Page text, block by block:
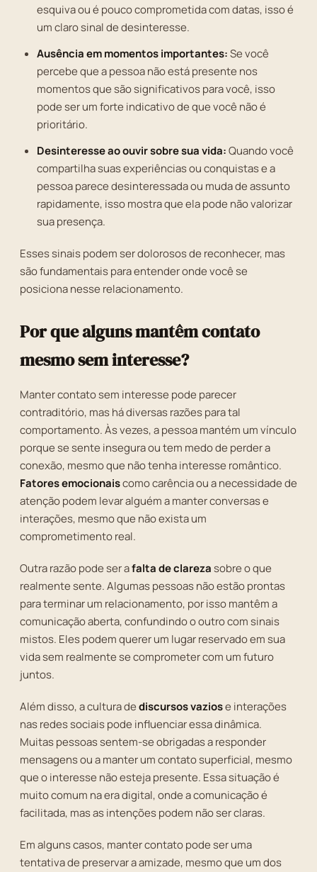
esquiva ou é pouco comprometida com datas, isso é
um claro sinal de desinteresse.
Ausência em momentos importantes:Se você
percebe que a pessoa não está presente nos
momentos que são significativos para você, isso
pode ser um forte indicativo de que você não é
prioritário.
Desinteresse ao ouvir sobre sua vida:Quando você
compartilha suas experiências ou conquistas e a
pessoa parece desinteressada ou muda de assunto
rapidamente, isso mostra que ela pode não valorizar
sua presença.
Esses sinais podem ser dolorosos de reconhecer, mas
são fundamentais para entender onde você se
posiciona nesse relacionamento.
Por que alguns mantêm contato
mesmo sem interesse?
Manter contato sem interesse pode parecer
contraditório, mas há diversas razões para tal
comportamento. Às vezes, a pessoa mantém um vínculo
porque se sente insegura ou tem medo de perder a
conexão, mesmo que não tenha interesse romântico.
Fatores emocionaiscomo carência ou a necessidade de
atenção podem levar alguém a manter conversas e
interações, mesmo que não exista um
comprometimento real.
Outra razão pode ser afalta de clarezasobre o que
realmente sente. Algumas pessoas não estão prontas
para terminar um relacionamento, por isso mantêm a
comunicação aberta, confundindo o outro com sinais
mistos. Eles podem querer um lugar reservado em sua
vida sem realmente se comprometer com um futuro
juntos.
Além disso, a cultura dediscursos vaziose interações
nas redes sociais pode influenciar essa dinâmica.
Muitas pessoas sentem-se obrigadas a responder
mensagens ou a manter um contato superficial, mesmo
que o interesse não esteja presente. Essa situação é
muito comum na era digital, onde a comunicação é
facilitada, mas as intenções podem não ser claras.
Em alguns casos, manter contato pode ser uma
tentativa de preservar a amizade, mesmo que um dos